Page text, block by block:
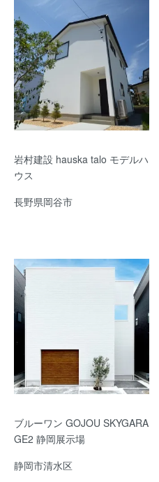
岩村建設 hauska talo モデルハ
ウス
長野県岡谷市
ブルーワン GOJOU SKYGARA
GE2 静岡展示場
静岡市清水区